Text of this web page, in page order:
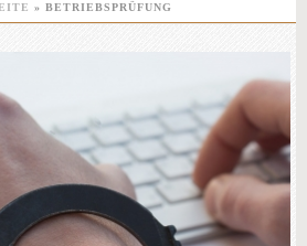
» BETRIEBSPRÜFUNG